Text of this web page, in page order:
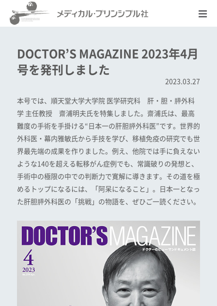
DOCTOR’S MAGAZINE 2023年4月
号を発刊しました
2023.03.27
本号では、順天堂大学大学院 医学研究科 肝・胆・膵外科
学 主任教授 齋浦明夫氏を特集しました。齋浦氏は、最高
難度の手術を手掛ける“日本一の肝胆膵外科医”です。世界的
外科医・幕内雅敏氏から手技を学び、移植免疫の研究でも世
界最先端の成果を作りました。例え、他院では手に負えない
ような140を超える転移がん症例でも、常識破りの発想と、
手術中の極限の中での判断力で寛解に導きます。その道を極
めるトップになるには、「阿呆になること」。日本一となっ
た肝胆膵外科医の「挑戦」の物語を、ぜひご一読ください。